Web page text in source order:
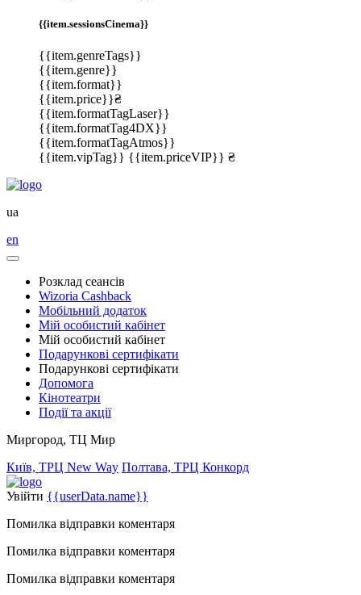
{{item.sessionsCinema}}
{{item.genreTags}}
{{item.genre}}
{{item.format}}
{{item.price}}₴
{{item.formatTagLaser}}
{{item.formatTag4DX}}
{{item.formatTagAtmos}}
{{item.vipTag}} {{item.priceVIP}} ₴
ua
en
Розклад сеансів
Wizoria Cashback
Мобільний додаток
Мій особистий кабінет
Мій особистий кабінет
Подарункові сертифікати
Подарункові сертифікати
Допомога
Кінотеатри
Події та акції
Миргород, ТЦ Мир
Київ, ТРЦ New Way Полтава, ТРЦ Конкорд
Увійти {{userData.name}}
Помилка відправки коментаря
Помилка відправки коментаря
Помилка відправки коментаря